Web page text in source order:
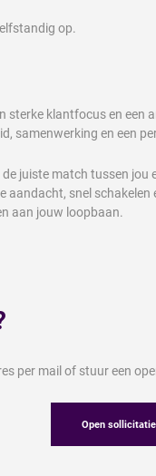
op.
sterke klantfocus en
samenwerking en een
juiste match tussen
aandacht, snel
aan jouw loopbaan.
per mail of stuur een
Open sollicitatie